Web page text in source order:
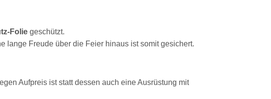
Folie geschützt.
lange Freude über die Feier hinaus ist somit gesichert.
Aufpreis ist statt dessen auch eine Ausrüstung mit